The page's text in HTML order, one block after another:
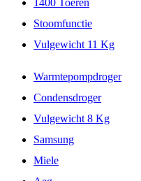
1400 Toeren
Stoomfunctie
Vulgewicht 11 Kg
Warmtepompdroger
Condensdroger
Vulgewicht 8 Kg
Samsung
Miele